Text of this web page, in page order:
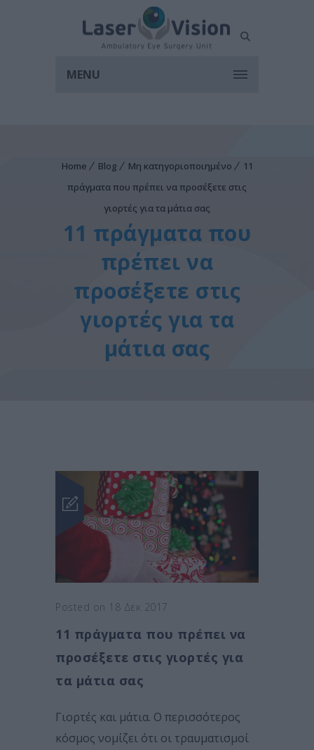
MENU
Home Blog Μη κατηγοριοποιημένο
11
πράγματα που πρέπει να προσέξετε στις
γιορτές για τα μάτια σας
11 πράγματα που
πρέπει να
προσέξετε στις
γιορτές για τα
μάτια σας
Posted on 18 Δεκ 2017
11 πράγματα που πρέπει να
προσέξετε στις γιορτές για
τα μάτια σας
Γιορτές και μάτια. Ο περισσότερος
κόσμος νομίζει ότι οι τραυματισμοί